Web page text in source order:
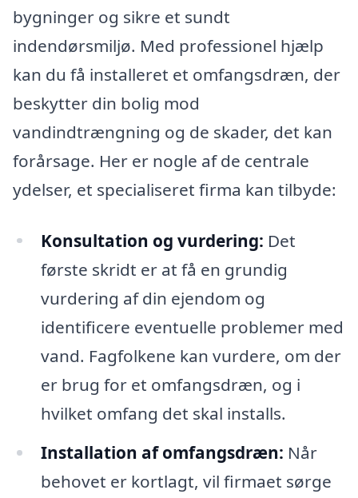
bygninger og sikre et sundt
indendørsmiljø. Med professionel hjælp
kan du få installeret et omfangsdræn, der
beskytter din bolig mod
vandindtrængning og de skader, det kan
forårsage. Her er nogle af de centrale
ydelser, et specialiseret firma kan tilbyde:
Konsultation og vurdering: Det
første skridt er at få en grundig
vurdering af din ejendom og
identificere eventuelle problemer med
vand. Fagfolkene kan vurdere, om der
er brug for et omfangsdræn, og i
hvilket omfang det skal installs.
Installation af omfangsdræn: Når
behovet er kortlagt, vil firmaet sørge